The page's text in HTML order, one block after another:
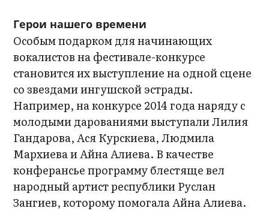
Герои нашего времени
Особым подарком для начинающих
вокалистов на фестивале-конкурсе
становится их выступление на одной сцене
со звездами ингушской эстрады.
Например, на конкурсе 2014 года наряду с
молодыми дарованиями выступали Лилия
Гандарова, Ася Курскиева, Людмила
Мархиева и Айна Алиева. В качестве
конферансье программу блестяще вел
народный артист республики Руслан
Зангиев, которому помогала Айна Алиева.